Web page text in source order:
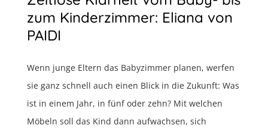
zum Kinderzimmer: Eliana von
PAIDI
Wenn junge Eltern das Babyzimmer planen, werfen
sie ganz schnell auch einen Blick in die Zukunft: Was
ist in einem Jahr, in fünf oder zehn? Mit welchen
Möbeln soll das Kind dann aufwachsen, sich